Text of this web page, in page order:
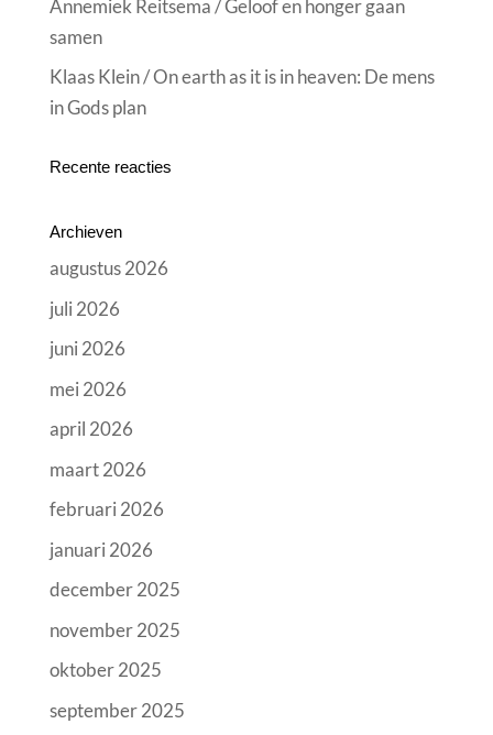
Annemiek Reitsema / Geloof en honger gaan
samen
Klaas Klein / On earth as it is in heaven: De mens
in Gods plan
Recente reacties
Archieven
augustus 2026
juli 2026
juni 2026
mei 2026
april 2026
maart 2026
februari 2026
januari 2026
december 2025
november 2025
oktober 2025
september 2025